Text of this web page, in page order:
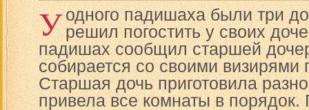
У одного падишаха были три
решил погостить у своих
падишах сообщил старшей
собирается со своими визирями
Старшая дочь приготовила
привела все комнаты в